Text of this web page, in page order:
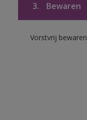
3. Bewaren
Vorstvrij bewaren